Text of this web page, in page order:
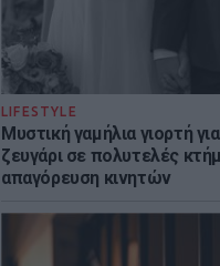
LIFESTYLE
Μυστική γαμήλια γιορτή
ζευγάρι σε πολυτελές
απαγόρευση κινητών